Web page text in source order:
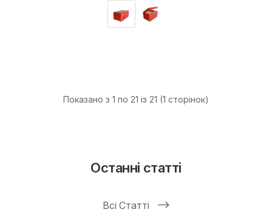
Показано з 1 по 21 із 21 (1 сторінок)
Останні статті
Всі Статті